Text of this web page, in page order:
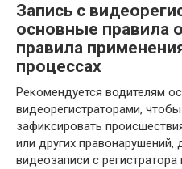
Запись с
основные правила
правила
процессах
Рекомендуется водителям
видеорегистраторами,
зафиксировать
или других правонарушений,
видеозаписи с